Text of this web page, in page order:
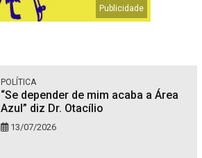
POLÍTICA
“Se depender de mim acaba a Área
Azul” diz Dr. Otacílio
13/07/2026